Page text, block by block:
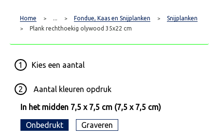
Home > ... > Fondue, Kaas en Snijplanken > Snijplanken
> Plank rechthoekig olywood 35x22 cm
1 Kies een aantal
2 Aantal kleuren opdruk
In het midden 7,5 x 7,5 cm (7,5 x 7,5 cm)
Onbedrukt Graveren